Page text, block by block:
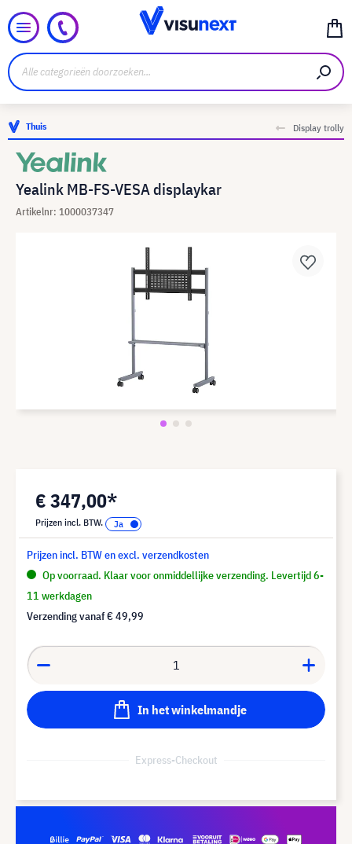
Thuis Display trolly
Yealink MB-FS-VESA displaykar
Artikelnr: 1000037347
€ 347,00*
Prijzen incl. BTW.
Prijzen incl. BTW en excl. verzendkosten
Op voorraad. Klaar voor onmiddellijke verzending. Levertijd 6-
11 werkdagen
Verzending vanaf€ 49,99
In het winkelmandje
Express-Checkout